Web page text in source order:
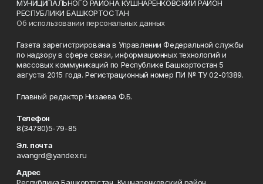
МУНИЦИПАЛЬНОГО РАЙОНА КУШНАРЕНКОВСКИЙ РАЙОН
РЕСПУБЛИКИ БАШКОРТОСТАН
Об использовании персональных данных
Газета зарегистрирована в Управлении Федеральной службы
по надзору в сфере связи, информационных технологий и
массовых коммуникаций по Республике Башкортостан 5
августа 2015 года. Регистрационный номер ПИ № ТУ 02-01389.
Главный редактор Низаева Ф.Б.
Телефон
8(34780)5-79-85
Эл. почта
avangrd@yandex.ru
Адрес